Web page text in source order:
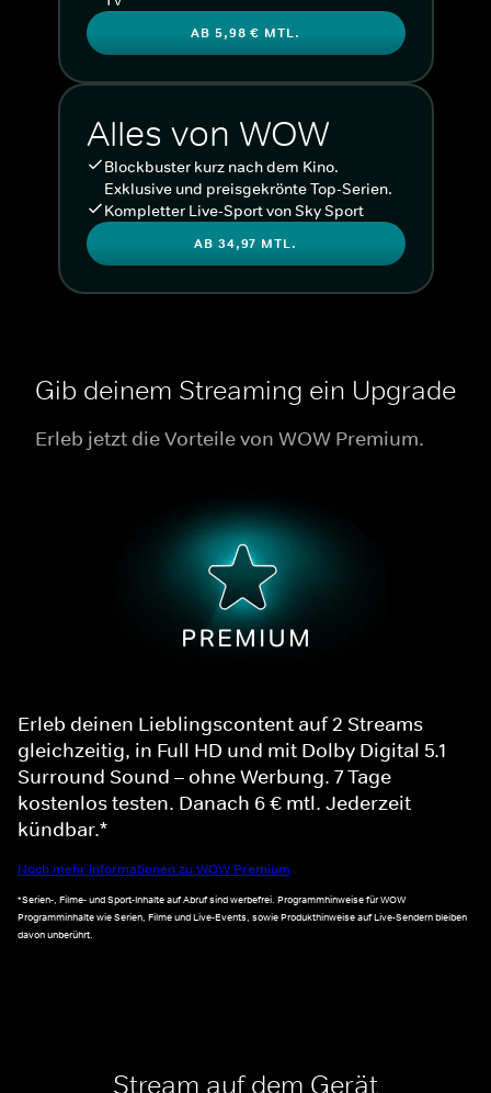
AB 5,98 € MTL.
Alles von WOW
Blockbuster kurz nach dem Kino.
Exklusive und preisgekrönte Top-Serien.
Kompletter Live-Sport von Sky Sport
AB 34,97 MTL.
Gib deinem Streaming ein Upgrade
Erleb jetzt die Vorteile von WOW Premium.
Erleb deinen Lieblingscontent auf 2 Streams
gleichzeitig, in Full HD und mit Dolby Digital 5.1
Surround Sound – ohne Werbung. 7 Tage
kostenlos testen. Danach 6 € mtl. Jederzeit
kündbar.*
Noch mehr Informationen zu WOW Premium
*Serien-, Filme- und Sport-Inhalte auf Abruf sind werbefrei. Programmhinweise für WOW
Programminhalte wie Serien, Filme und Live-Events, sowie Produkthinweise auf Live-Sendern bleiben
davon unberührt.
Stream auf dem Gerät